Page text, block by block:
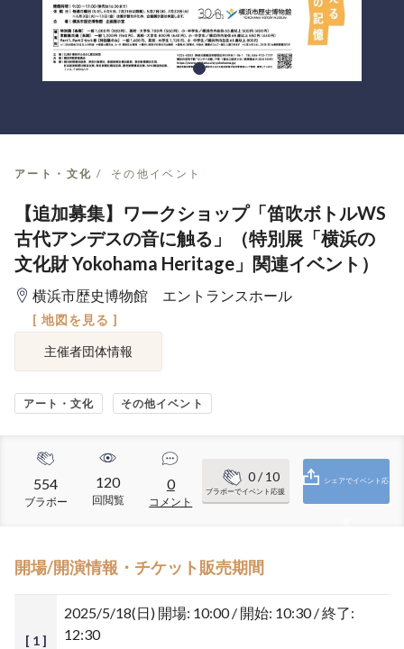
アート・文化 その他イベント
【追加募集】ワークショップ「笛吹ボトルWS
古代アンデスの音に触る」（特別展「横浜の
文化財 Yokohama Heritage」関連イベント）
横浜市歴史博物館 エントランスホール
[ 地図を見る ]
主催者団体情報
アート・文化 その他イベント
554
ブラボー
120
回閲覧
0
コメント
0/ 10
ブラボーでイベント応援
シェアでイベント応
開場/開演情報・チケット販売期間
[ 1 ]
2025/5/18(日) 開場: 10:00 / 開始: 10:30 / 終了:
12:30